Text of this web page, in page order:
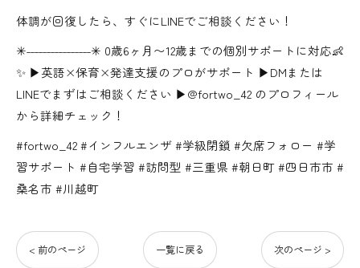
体調が回復したら、すぐにLINEでご相談ください！
✳︎˗˗˗˗˗˗˗˗˗˗˗˗˗˗˗˗✳︎ 0歳6ヶ月〜12歳までの個別サポートに対応👶
✨ ▶英語×保育×発達支援のプロがサポート ▶DMまたは
LINEでまずはご相談ください ▶@fortwo_42 のプロフィール
から詳細チェック！
#fortwo_42 #インフルエンザ #学級閉鎖 #欠席フォロー #学
習サポート #自宅学習 #訪問型 #三重県 #朝日町 #四日市市 #
桑名市 #川越町
< 前のページ 一覧に戻る 次のページ >